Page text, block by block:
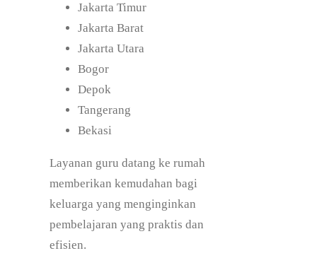
Jakarta Timur
Jakarta Barat
Jakarta Utara
Bogor
Depok
Tangerang
Bekasi
Layanan guru datang ke rumah
memberikan kemudahan bagi
keluarga yang menginginkan
pembelajaran yang praktis dan
efisien.